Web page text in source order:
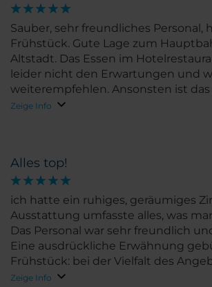
Sauber, sehr freundliches Personal,
Frühstück. Gute Lage zum
Altstadt. Das Essen im
leider nicht den Erwartungen und
weiterempfehlen. Ansonsten ist
empfehlenswert, gerade auch mit
Zeige Info
Alles top!
ich hatte ein ruhiges, geräumiges
Ausstattung umfasste alles, was
Das Personal war sehr freundlich
Eine ausdrückliche Erwähnung
Frühstück: bei der Vielfalt des
wirklich keine Wünsche offen
Zeige Info